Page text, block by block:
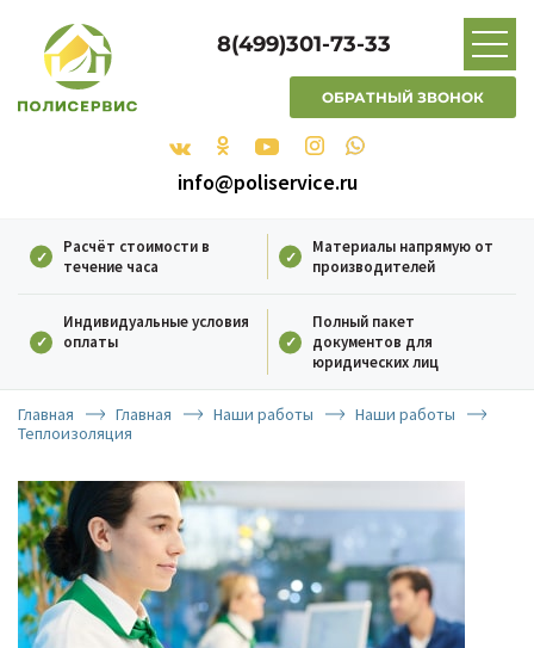
8(499)301-73-33
ОБРАТНЫЙ ЗВОНОК
info@poliservice.ru
Расчёт стоимости в
течение часа
Материалы напрямую от
производителей
Индивидуальные условия
оплаты
Полный пакет
документов для
юридических лиц
Главная Главная Наши работы
Наши работы
Теплоизоляция